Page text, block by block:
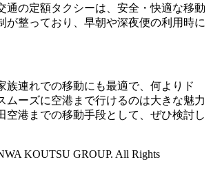
通の定額タクシーは、安全・快適な移動
が整っており、早朝や深夜便の利用時に
族連れでの移動にも最適で、何よりド
ムーズに空港まで行けるのは大きな魅力
空港までの移動手段として、ぜひ検討し
KOUTSU GROUP. All Rights